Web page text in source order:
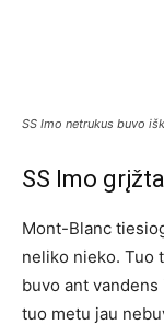
SS Imo netrukus buvo
SS Imo
Mont-Blanc
neliko nieko. Tuo
buvo ant
tuo metu jau